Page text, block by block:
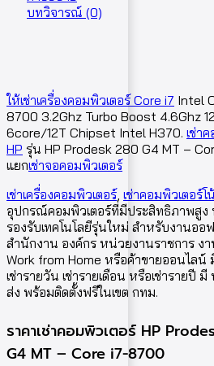
บทวิจารณ์ (0)
ให้เช่าเครื่องคอมพิวเตอร์ Core i7 Intel
8700 3.2Ghz Turbo Boost 4.6Ghz
6core/12T Chipset Intel H370. เช่า
HP รุ่น HP Prodesk 280 G4 MT –
แยกเช่าจอคอมพิวเตอร์
เช่าเครื่องคอมพิวเตอร์, เช่าคอมพิวเตอร์โ
อุปกรณ์คอมพิวเตอร์ที่มีประสิทธิภาพสูง
รองรับเทคโนโลยีรุ่นใหม่ สำหรับงานออ
สำนักงาน องค์กร หน่วยงานราชการ ง
Work from Home หรือค้าขายออนไลน์
เช่ารายวัน เช่ารายเดือน หรือเช่ารายปี มี
ส่ง พร้อมติดตั้งฟรีในเขต กทม.
ราคาเช่าคอมพิวเตอร์ HP
G4 MT – Core i7-8700